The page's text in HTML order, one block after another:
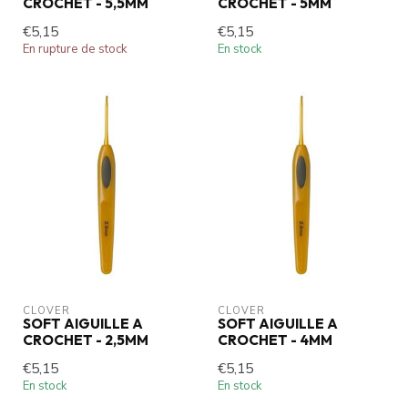
€5,15
En rupture de stock
€5,15
En stock
CLOVER
SOFT AIGUILLE A
CROCHET - 2,5MM
€5,15
En stock
CLOVER
SOFT AIGUILLE A
CROCHET - 4MM
€5,15
En stock